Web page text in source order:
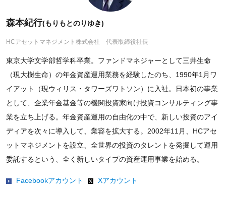
森本紀行(もりもとのりゆき)
HCアセットマネジメント株式会社 代表取締役社長
東京大学文学部哲学科卒業。ファンドマネジャーとして三井生命
（現大樹生命）の年金資産運用業務を経験したのち、1990年1月ワ
イアット（現ウィリス・タワーズワトソン）に入社。日本初の事業
として、企業年金基金等の機関投資家向け投資コンサルティング事
業を立ち上げる。年金資産運用の自由化の中で、新しい投資のアイ
ディアを次々に導入して、業容を拡大する。2002年11月、HCアセ
ットマネジメントを設立、全世界の投資のタレントを発掘して運用
委託するという、全く新しいタイプの資産運用事業を始める。
Facebookアカウント Xアカウント